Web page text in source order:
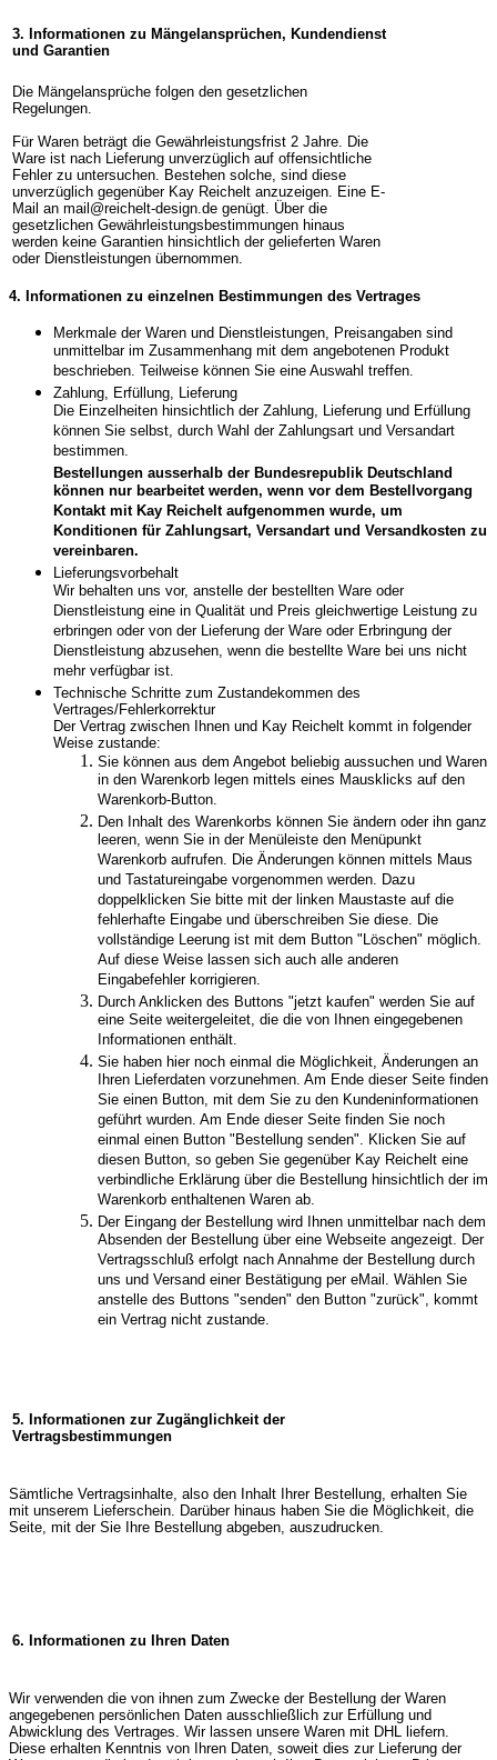
3. Informationen zu Mängelansprüchen, Kundendienst
und Garantien
Die Mängelansprüche folgen den gesetzlichen
Regelungen.
Für Waren beträgt die Gewährleistungsfrist 2 Jahre. Die
Ware ist nach Lieferung unverzüglich auf offensichtliche
Fehler zu untersuchen. Bestehen solche, sind diese
unverzüglich gegenüber Kay Reichelt anzuzeigen. Eine E-
Mail an mail@reichelt-design.de genügt. Über die
gesetzlichen Gewährleistungsbestimmungen hinaus
werden keine Garantien hinsichtlich der gelieferten Waren
oder Dienstleistungen übernommen.
4. Informationen zu einzelnen Bestimmungen des Vertrages
Merkmale der Waren und Dienstleistungen, Preisangaben sind
unmittelbar im Zusammenhang mit dem angebotenen Produkt
beschrieben. Teilweise können Sie eine Auswahl treffen.
Zahlung, Erfüllung, Lieferung
Die Einzelheiten hinsichtlich der Zahlung, Lieferung und Erfüllung
können Sie selbst, durch Wahl der Zahlungsart und Versandart
bestimmen.
Bestellungen ausserhalb der Bundesrepublik Deutschland
können nur bearbeitet werden, wenn vor dem Bestellvorgang
Kontakt mit Kay Reichelt aufgenommen wurde, um
Konditionen für Zahlungsart, Versandart und Versandkosten zu
vereinbaren.
Lieferungsvorbehalt
Wir behalten uns vor, anstelle der bestellten Ware oder
Dienstleistung eine in Qualität und Preis gleichwertige Leistung zu
erbringen oder von der Lieferung der Ware oder Erbringung der
Dienstleistung abzusehen, wenn die bestellte Ware bei uns nicht
mehr verfügbar ist.
Technische Schritte zum Zustandekommen des
Vertrages/Fehlerkorrektur
Der Vertrag zwischen Ihnen und Kay Reichelt kommt in folgender
Weise zustande:
Sie können aus dem Angebot beliebig aussuchen und Waren
in den Warenkorb legen mittels eines Mausklicks auf den
Warenkorb-Button.
Den Inhalt des Warenkorbs können Sie ändern oder ihn ganz
leeren, wenn Sie in der Menüleiste den Menüpunkt
Warenkorb aufrufen. Die Änderungen können mittels Maus
und Tastatureingabe vorgenommen werden. Dazu
doppelklicken Sie bitte mit der linken Maustaste auf die
fehlerhafte Eingabe und überschreiben Sie diese. Die
vollständige Leerung ist mit dem Button "Löschen" möglich.
Auf diese Weise lassen sich auch alle anderen
Eingabefehler korrigieren.
Durch Anklicken des Buttons "jetzt kaufen" werden Sie auf
eine Seite weitergeleitet, die die von Ihnen eingegebenen
Informationen enthält.
Sie haben hier noch einmal die Möglichkeit, Änderungen an
Ihren Lieferdaten vorzunehmen. Am Ende dieser Seite finden
Sie einen Button, mit dem Sie zu den Kundeninformationen
geführt wurden. Am Ende dieser Seite finden Sie noch
einmal einen Button "Bestellung senden". Klicken Sie auf
diesen Button, so geben Sie gegenüber Kay Reichelt eine
verbindliche Erklärung über die Bestellung hinsichtlich der im
Warenkorb enthaltenen Waren ab.
Der Eingang der Bestellung wird Ihnen unmittelbar nach dem
Absenden der Bestellung über eine Webseite angezeigt. Der
Vertragsschluß erfolgt nach Annahme der Bestellung durch
uns und Versand einer Bestätigung per eMail. Wählen Sie
anstelle des Buttons "senden" den Button "zurück", kommt
ein Vertrag nicht zustande.
5. Informationen zur Zugänglichkeit der
Vertragsbestimmungen
Sämtliche Vertragsinhalte, also den Inhalt Ihrer Bestellung, erhalten Sie
mit unserem Lieferschein. Darüber hinaus haben Sie die Möglichkeit, die
Seite, mit der Sie Ihre Bestellung abgeben, auszudrucken.
6. Informationen zu Ihren Daten
Wir verwenden die von ihnen zum Zwecke der Bestellung der Waren
angegebenen persönlichen Daten ausschließlich zur Erfüllung und
Abwicklung des Vertrages. Wir lassen unsere Waren mit DHL liefern.
Diese erhalten Kenntnis von Ihren Daten, soweit dies zur Lieferung der